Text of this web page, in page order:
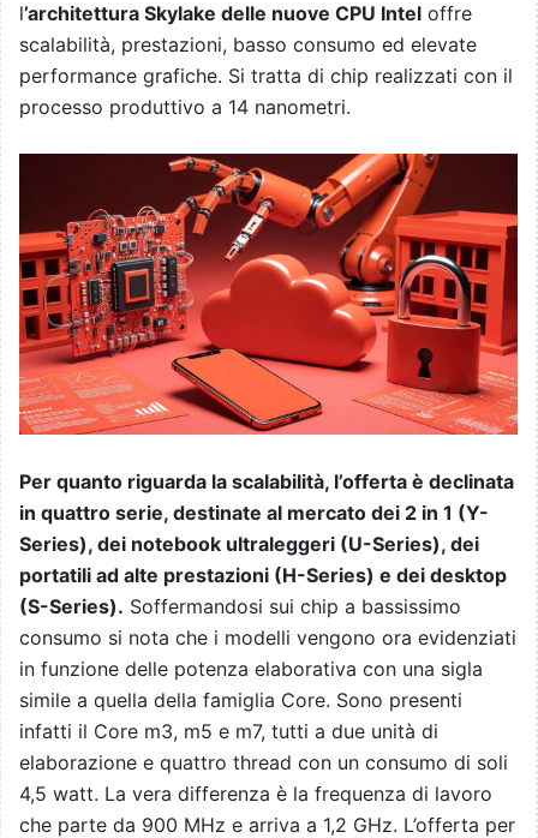
l’architettura Skylake delle nuove CPU Intel offre
scalabilità, prestazioni, basso consumo ed elevate
performance grafiche. Si tratta di chip realizzati con il
processo produttivo a 14 nanometri.
Per quanto riguarda la scalabilità, l’offerta è declinata
in quattro serie, destinate al mercato dei 2 in 1 (Y-
Series), dei notebook ultraleggeri (U-Series), dei
portatili ad alte prestazioni (H-Series) e dei desktop
(S-Series). Soffermandosi sui chip a bassissimo
consumo si nota che i modelli vengono ora evidenziati
in funzione delle potenza elaborativa con una sigla
simile a quella della famiglia Core. Sono presenti
infatti il Core m3, m5 e m7, tutti a due unità di
elaborazione e quattro thread con un consumo di soli
4,5 watt. La vera differenza è la frequenza di lavoro
che parte da 900 MHz e arriva a 1,2 GHz. L’offerta per